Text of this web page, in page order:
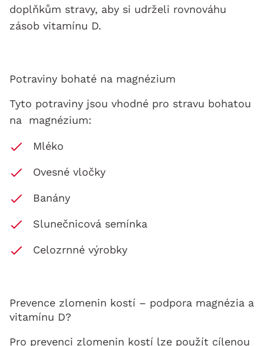
doplňkům stravy, aby si udrželi rovnováhu
zásob vitamínu D.
Potraviny bohaté na magnézium
Tyto potraviny jsou vhodné pro stravu bohatou
na magnézium:
Mléko
Ovesné vločky
Banány
Slunečnicová semínka
Celozrnné výrobky
Prevence zlomenin kostí – podpora magnézia a
vitamínu D?
Pro prevenci zlomenin kostí lze použít cílenou